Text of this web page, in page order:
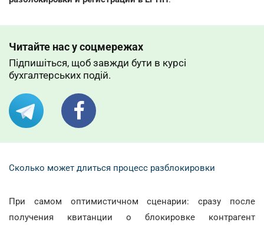
Читайте нас у соцмережах
Підпишіться, щоб завжди бути в курсі
бухгалтерських подій.
Сколько может длиться процесс разблокировки
При самом оптимистичном сценарии: сразу после
получения квитанции о блокировке контрагент